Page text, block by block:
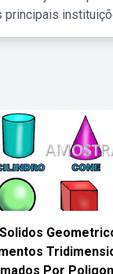
Por